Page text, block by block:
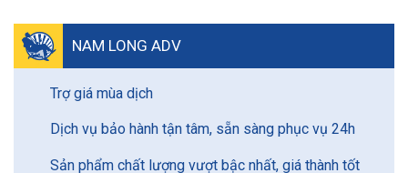
NAM LONG ADV
Trợ giá mùa dịch
Dịch vụ bảo hành tận tâm, sẵn sàng phục vụ 24h
Sản phẩm chất lượng vượt bậc nhất, giá thành tốt